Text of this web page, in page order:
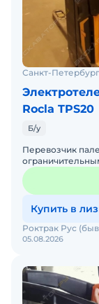
Санкт-
Rocla TPS20
Б/у
Перевозчик
удобно
Купить в
05.08.2026
Роктрак Рус